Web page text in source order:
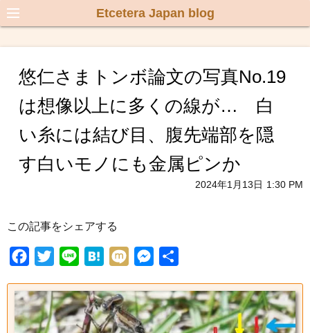
Etcetera Japan blog
悠仁さまトンボ論文の写真No.19
は想像以上に多くの線が… 白
い糸には結び目、腹先端部を隠
す白いモノにも金属ピンか
2024年1月13日 1:30 PM
この記事をシェアする
c
e
i
t
n
e
H
t
e
M
x
i
s
s